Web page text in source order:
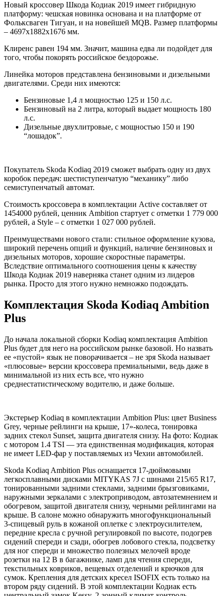
Новый кроссовер Шкода Кодиак 2019 имеет гибридную
платформу: чешская новинка основана и на платформе от
Фольксваген Тигуан, и на новейшей MQB. Размер платформы
– 4697x1882x1676 мм.
Клиренс равен 194 мм. Значит, машина едва ли подойдет для
того, чтобы покорять российское бездорожье.
Линейка моторов представлена бензиновыми и дизельными
двигателями. Среди них имеются:
Бензиновые 1,4 л мощностью 125 и 150 л.с.
Бензиновый на 2 литра, который выдает мощность 180
л.с.
Дизельные двухлитровые, с мощностью 150 и 190
“лошадок”.
Покупатель Skoda Kodiaq 2019 сможет выбрать одну из двух
коробок передач: шестиступенчатую “механику” либо
семиступенчатый автомат.
Стоимость кроссовера в комплектации Active составляет от
1454000 рублей, ценник Ambition стартует с отметки 1 779 000
рублей, а Style – с отметки 1 027 000 рублей.
Преимуществами нового стали: стильное оформление кузова,
широкий перечень опций и функций, наличие бензиновых и
дизельных моторов, хорошие скоростные параметры.
Вследствие оптимального соотношения цены к качеству
Шкода Кодиак 2019 наверняка станет одним из лидеров
рынка. Просто для этого нужно немножко подождать.
Комплектация Skoda Kodiaq Ambition
Plus
До начала локальной сборки Kodiaq комплектация Ambition
Plus будет для него на российском рынке базовой. Но назвать
ее «пустой» язык не поворачивается – не зря Skoda называет
«плюсовые» версии кроссовера премиальными, ведь даже в
минимальной из них есть все, что нужно
среднестатистическому водителю, и даже больше.
Экстерьер Kodiaq в комплектации Ambition Plus: цвет Business
Grey, черные рейлинги на крыше, 17»-колеса, тонировка
задних стекол Sunset, защита двигателя снизу. На фото: Кодиак
с мотором 1.4 TSI — эта единственная модификация, которая
не имеет LED-фар у поставляемых из Чехии автомобилей.
Skoda Kodiaq Ambition Plus оснащается 17-дюймовыми
легкосплавными дисками MITYKAS 7J с шинами 215/65 R17,
тонированными задними стеклами, задними брызговиками,
наружными зеркалами с электроприводом, автозатемнением и
обогревом, защитой двигателя снизу, черными рейлингами на
крыше. В салоне можно обнаружить многофункциональный
3-спицевый руль в кожаной оплетке с электроусилителем,
передние кресла с ручной регулировкой по высоте, подогрев
сидений спереди и сзади, обогрев лобового стекла, подсветку
для ног спереди и множество полезных мелочей вроде
розетки на 12 В в багажнике, ламп для чтения спереди,
текстильных ковриков, вещевых отделений и крючков для
сумок. Крепления для детских кресел ISOFIX есть только на
втором ряду сидений. В этой комплектации Кодиак есть